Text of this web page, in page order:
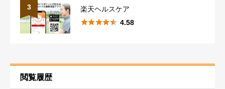
使いやすさ
安全性
3
楽天ヘルスケア
 4.58
閲覧履歴